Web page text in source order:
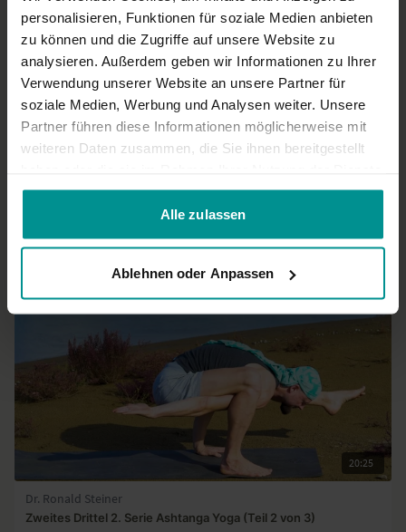
personalisieren, Funktionen für soziale Medien anbieten
zu können und die Zugriffe auf unsere Website zu
analysieren. Außerdem geben wir Informationen zu Ihrer
Verwendung unserer Website an unsere Partner für
soziale Medien, Werbung und Analysen weiter. Unsere
Partner führen diese Informationen möglicherweise mit
weiteren Daten zusammen, die Sie ihnen bereitgestellt
gesammelt haben.
Alle zulassen
Ablehnen oder Anpassen
Яна Г.
Keine fliesende Sequenz, das muss einem bewusst sein (
lieber nach warm-up machen)
Ähnliche Videos
20:25
Dr. Ronald Steiner
Zweites Drittel 2. Serie Ashtanga Yoga (Teil 2 von 3)